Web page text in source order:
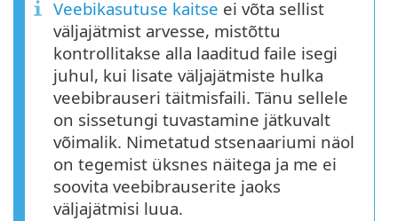
Veebikasutuse kaitse ei võta sellist
väljajätmist arvesse, mistõttu
kontrollitakse alla laaditud faile isegi
juhul, kui lisate väljajätmiste hulka
veebibrauseri täitmisfaili. Tänu sellele
on sissetungi tuvastamine jätkuvalt
võimalik. Nimetatud stsenaariumi näol
on tegemist üksnes näitega ja me ei
soovita veebibrauserite jaoks
väljajätmisi luua.